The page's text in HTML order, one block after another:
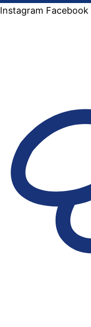
Instagram Facebook